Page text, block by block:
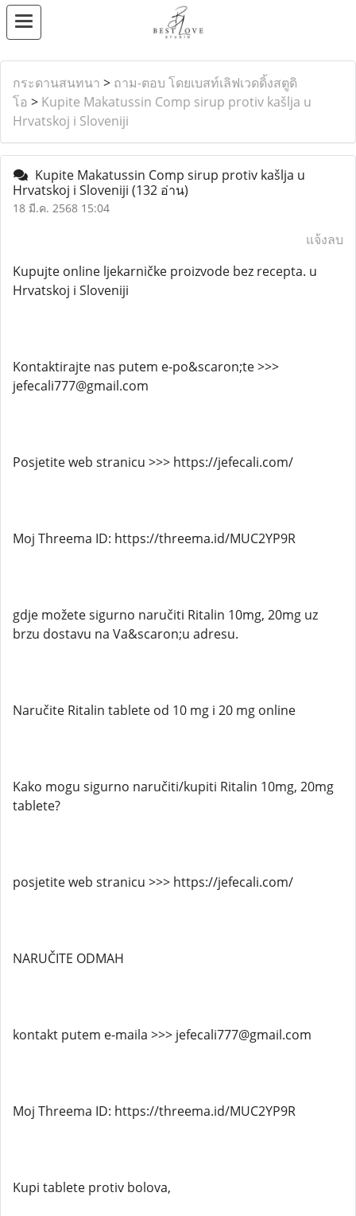
กระดานสนทนา > ถาม-ตอบ โดยเบสท์เลิฟเวดดิ้งสตูดิ
โอ > Kupite Makatussin Comp sirup protiv kašlja u
Hrvatskoj i Sloveniji
Kupite Makatussin Comp sirup protiv kašlja u
Hrvatskoj i Sloveniji (132 อ่าน)
18 มี.ค. 2568 15:04
แจ้งลบ
Kupujte online ljekarničke proizvode bez recepta. u
Hrvatskoj i Sloveniji
Kontaktirajte nas putem e-po&scaron;te >>>
jefecali777@gmail.com
Posjetite web stranicu >>> https://jefecali.com/
Moj Threema ID: https://threema.id/MUC2YP9R
gdje možete sigurno naručiti Ritalin 10mg, 20mg uz
brzu dostavu na Va&scaron;u adresu.
Naručite Ritalin tablete od 10 mg i 20 mg online
Kako mogu sigurno naručiti/kupiti Ritalin 10mg, 20mg
tablete?
posjetite web stranicu >>> https://jefecali.com/
NARUČITE ODMAH
kontakt putem e-maila >>> jefecali777@gmail.com
Moj Threema ID: https://threema.id/MUC2YP9R
Kupi tablete protiv bolova,